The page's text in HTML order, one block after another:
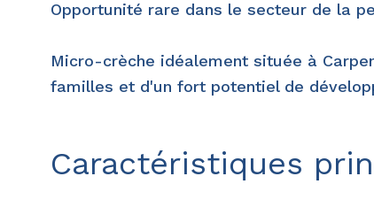
Opportunité rare dans le secteur de la
Micro-crèche idéalement située à
familles et d'un fort potentiel de
Caractéristiques